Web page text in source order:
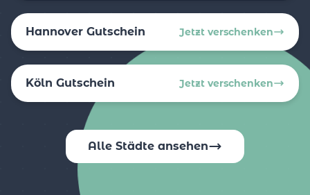
Hannover Gutschein Jetzt verschenken
Köln Gutschein Jetzt verschenken
Alle Städte ansehen